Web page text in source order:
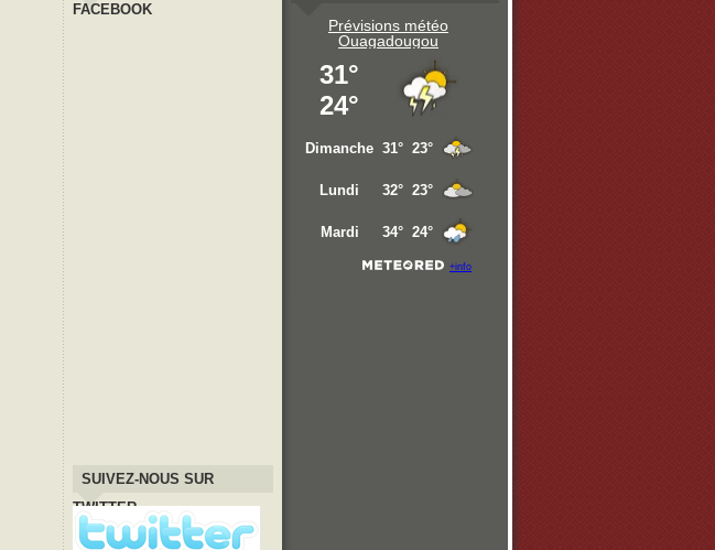
FACEBOOK
SUIVEZ-NOUS SUR
TWITTER
Prévisions météo
Ouagadougou